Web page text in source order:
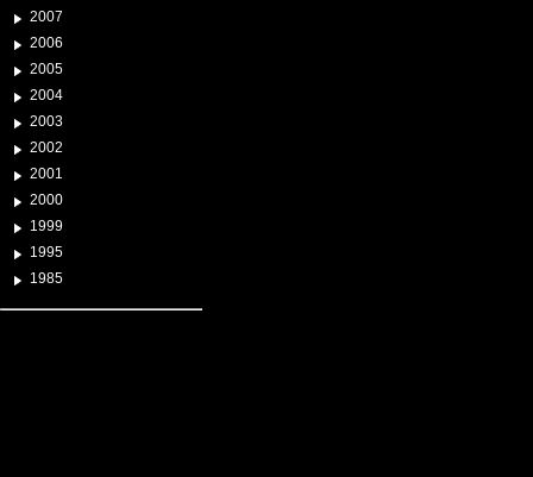
2007
2006
2005
2004
2003
2002
2001
2000
1999
1995
1985